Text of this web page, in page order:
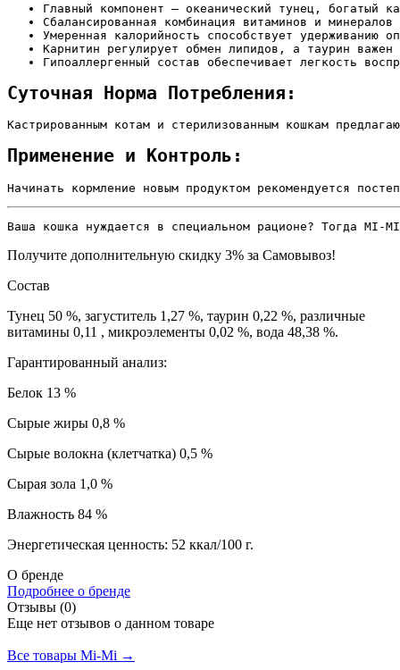
Главный компонент — океанический тунец, богатый
Сбалансированная комбинация витаминов и
Умеренная калорийность способствует удерживанию
Карнитин регулирует обмен липидов, а таурин
Гипоаллергенный состав обеспечивает легкость
Суточная Норма Потребления:
Кастрированным котам и стерилизованным кошкам
Применение и Контроль:
Начинать кормление новым продуктом рекомендуется
Ваша кошка нуждается в специальном рационе? Тогда
Получите дополнительную скидку 3% за Самовывоз!
Состав
Тунец 50 %, загуститель 1,27 %, таурин 0,22 %, различные
витамины 0,11 , микроэлементы 0,02 %, вода 48,38 %.
Гарантированный анализ:
Белок 13 %
Сырые жиры 0,8 %
Сырые волокна (клетчатка) 0,5 %
Сырая зола 1,0 %
Влажность 84 %
Энергетическая ценность: 52 ккал/100 г.
О бренде
Подробнее о бренде
Отзывы (0)
Еще нет отзывов о данном товаре
Все товары Mi-Mi →